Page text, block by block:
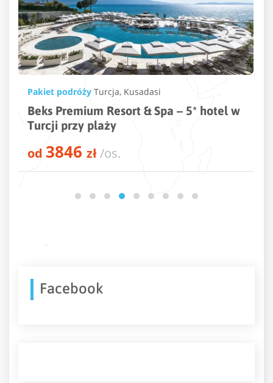
Pakiet podróży Turcja, Kusadasi
Beks Premium Resort & Spa – 5* hotel w
Turcji przy plaży
od 3846 zł/os.
Facebook